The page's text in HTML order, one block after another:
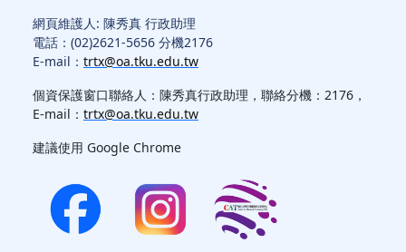
網頁維護人: 陳秀真 行政助理
電話：(02)2621-5656 分機2176
E-mail： trtx@oa.tku.edu.tw
個資保護窗口聯絡人：陳秀真行政助理，聯絡分機：2176，
E-mail： trtx@oa.tku.edu.tw
建議使用 Google Chrome